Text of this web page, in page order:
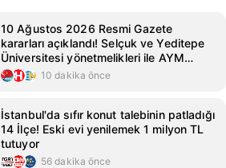
10 Ağustos 2026 Resmi Gazete
kararları açıklandı! Selçuk ve Yeditepe
Üniversitesi yönetmelikleri ile AYM
kararları Resmi Gazete'de!
10 dakika önce
İstanbul'da sıfır konut talebinin patladığı
14 İlçe! Eski evi yenilemek 1 milyon TL
tutuyor
56 dakika önce